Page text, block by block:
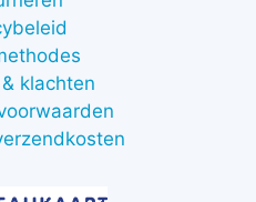
klachten